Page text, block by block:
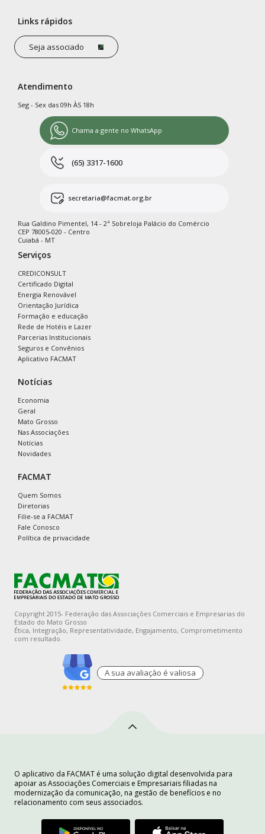
Links rápidos
Seja associado
Atendimento
Seg - Sex das 09h ÀS 18h
Chama a gente no WhatsApp
(65) 3317-1600
secretaria@facmat.org.br
Rua Galdino Pimentel, 14 - 2ª Sobreloja Palácio do Comércio
CEP 78005-020 - Centro
Cuiabá - MT
Serviços
CREDICONSULT
Certificado Digital
Energia Renovável
Orientação Jurídica
Formação e educação
Rede de Hotéis e Lazer
Parcerias Institucionais
Seguros e Convênios
Aplicativo FACMAT
Notícias
Economia
Geral
Mato Grosso
Nas Associações
Notícias
Novidades
FACMAT
Quem Somos
Diretorias
Filie-se a FACMAT
Fale Conosco
Política de privacidade
Copyright 2015- Federação das Associações Comerciais e Empresarias do
Estado do Mato Grosso
Ética, Integração, Representatividade, Engajamento, Comprometimento
com resultado.
A sua avaliaçào é valiosa
O aplicativo da FACMAT é uma solução digital desenvolvida para
apoiar as Associações Comerciais e Empresariais filiadas na
modernização da comunicação, na gestão de benefícios e no
relacionamento com seus associados.